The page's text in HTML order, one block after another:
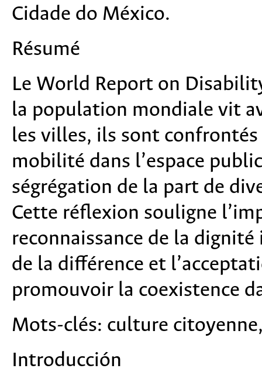
Cidade do México.
Résumé
Le World Report on
la population mondiale vit
les villes, ils sont confrontés
mobilité dans l’espace
ségrégation de la part de
Cette réflexion souligne
reconnaissance de la
de la différence et
promouvoir la coexistence
Mots-clés: culture
Introducción